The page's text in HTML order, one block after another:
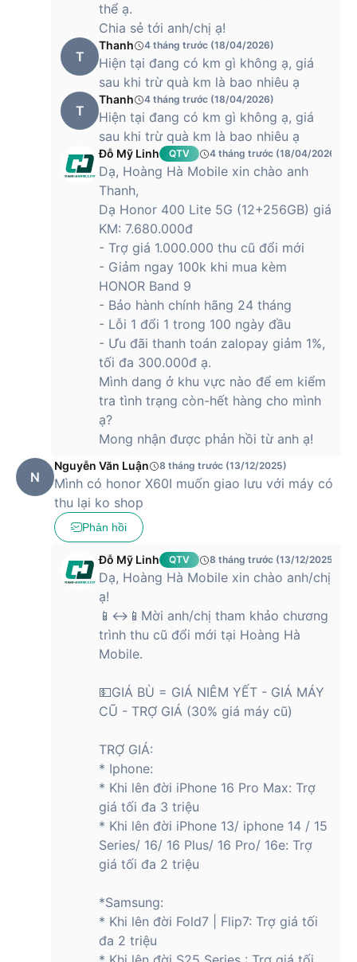
9.0 phát triển trên nền Android 15, mang lại trải nghiệm
người dùng hiện đại, mượt mà và an toàn. Giao diện trực
quan, khả năng tùy chỉnh cao và tích hợp thông minh giữa
phần mềm và phần cứng giúp thiết bị hoạt động hiệu quả và
tiết kiệm năng lượng hơn.
HONOR 400 Lite sở hữu viên pin lớn
5230mAh, sạc nhanh 35W dùng được cả ngày
Một trong những điểm cộng lớn nhất chính là thời lượng pin
ấn tượng. Với viên pin dung lượng lớn 5230mAh, thiết bị dễ
dàng đáp ứng nhu cầu sử dụng suốt cả ngày dài mà không
lo hết pin. Dù người dùng là người thường xuyên làm việc
trên điện thoại, xem phim hay chơi game trong thời gian dài,
viên pin này hoàn toàn có thể đồng hành cùng bạn từ sáng
Không chỉ vậy, công nghệ sạc nhanh 35W HONOR
SuperCharge giúp rút ngắn đáng kể thời gian sạc đầy pin.
Chỉ cần vài chục phút sạc người dùng đã có thể tiếp tục sử
dụng máy một cách thoải mái. Điều này đặc biệt hữu ích
trong những ngày bận rộn, khi bạn cần thiết bị luôn sẵn sàng
cho mọi tình huống.
Điện thoại HONOR 400 Lite ra mắt khi
nào?
HONOR 400 Lite được giới thiệu đến người dùng Việt Nam
vào tháng 6 năm 2025. Đây là cột mốc đánh dấu sự trở lại
mạnh mẽ của HONOR trong phân khúc smartphone tầm
trung. Ngay từ thời điểm ra mắt, thiết bị đã gây ấn tượng với
thiết kế tinh tế, thông số mạnh mẽ và nhiều tính năng cao
cấp trong tầm giá.
Đây là một sản phẩm nổi bật trong chiến lược mở rộng thị
phần toàn cầu của thương hiệu, đặc biệt tại các thị trường
Giá bán tham khảo của điện thoại
HONOR 400 Lite
Hiện tại, HONOR 400 Lite đã có mặt ở thị trường Việt Nam tại
hệ thống các cửa hàng của Hoàng Hà Mobile. Giá bán có thể
thay đổi tùy theo chính sách khuyến mãi và thời điểm, nhưng
được định vị trong phân khúc tầm trung, phù hợp với đa số
người dùng. Bạn vui lòng liên hệ trực tiếp với Hoàng Hà
Mobile để được tư vấn chi tiết về sản phẩm, giá bán và các
ưu đãi kèm theo.
Mua điện thoại HONOR 400 Lite chính
hãng tại Hoàng Hà Mobile
Nếu quý khách đang có ý định sở hữu HONOR 400 Lite chính
thể ạ.
Chia sẻ tới anh/chị ạ!
T
Thanh 4 tháng trước (18/04/2026)
Hiện tại đang có km gì không ạ, giá
sau khi trừ quà km là bao nhiêu ạ
T
Thanh 4 tháng trước (18/04/2026)
Hiện tại đang có km gì không ạ, giá
sau khi trừ quà km là bao nhiêu ạ
Đỗ Mỹ Linh QTV 4 tháng trước (18/04/2026)
Dạ, Hoàng Hà Mobile xin chào anh
Thanh,
Dạ Honor 400 Lite 5G (12+256GB) giá
KM: 7.680.000đ
- Trợ giá 1.000.000 thu cũ đổi mới
- Giảm ngay 100k khi mua kèm
HONOR Band 9
- Bảo hành chính hãng 24 tháng
- Lỗi 1 đổi 1 trong 100 ngày đầu
- Ưu đãi thanh toán zalopay giảm 1%,
tối đa 300.000đ ạ.
Mình dang ở khu vực nào để em kiểm
tra tình trạng còn-hết hàng cho mình
ạ?
Mong nhận được phản hồi từ anh ạ!
N
Nguyễn Văn Luận 8 tháng trước (13/12/2025)
Mình có honor X60I muốn giao lưu với máy có
thu lại ko shop
Phản hồi
Đỗ Mỹ Linh QTV 8 tháng trước (13/12/2025)
Dạ, Hoàng Hà Mobile xin chào anh/chị
ạ!
📱↔📱Mời anh/chị tham khảo chương
trình thu cũ đổi mới tại Hoàng Hà
Mobile.
💵GIÁ BÙ = GIÁ NIÊM YẾT - GIÁ MÁY
CŨ - TRỢ GIÁ (30% giá máy cũ)
TRỢ GIÁ:
* Iphone:
* Khi lên đời iPhone 16 Pro Max: Trợ
giá tối đa 3 triệu
* Khi lên đời iPhone 13/ iphone 14 / 15
Series/ 16/ 16 Plus/ 16 Pro/ 16e: Trợ
giá tối đa 2 triệu
*Samsung:
* Khi lên đời Fold7 | Flip7: Trợ giá tối
đa 2 triệu